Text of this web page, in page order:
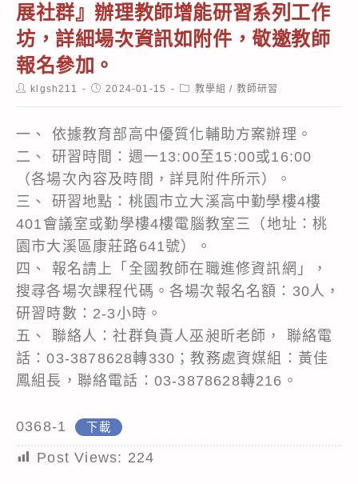
展社群』辦理教師增能研習系列工作
坊，詳細場次資訊如附件，敬邀教師
報名參加。
Postklgsh211
Post2024-01-15
Post教學組 / 教師研習
一、 依據教育部高中優質化輔助方案辦理。
二、 研習時間：週一13:00至15:00或16:00
（各場次內容及時間，詳見附件所示）。
三、 研習地點：桃園市立大溪高中勤學樓4樓
401會議室或勤學樓4樓電腦教室三（地址：桃
園市大溪區康莊路641號）。
四、 報名請上「全國教師在職進修資訊網」，
搜尋各場次課程代碼。各場次報名名額：30人，
研習時數：2-3小時。
五、 聯絡人：社群負責人巫昶昕老師， 聯絡電
話：03-3878628轉330；教務處資媒組：黃佳
鳳組長，聯絡電話：03-3878628轉216。
0368-1 下載
Post Views: 224